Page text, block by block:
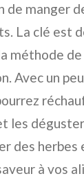
de manger
La clé est
méthode
Avec un
les
des
à vos